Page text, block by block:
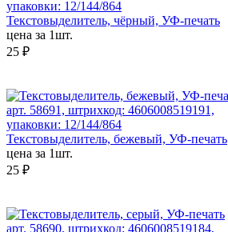
упаковки: 12/144/864
Текстовыделитель, чёрный, УФ-печать
цена за 1шт.
25 ₽
арт. 58691, штрихкод: 4606008519191,
упаковки: 12/144/864
Текстовыделитель, бежевый, УФ-печать
цена за 1шт.
25 ₽
арт. 58690, штрихкод: 4606008519184,